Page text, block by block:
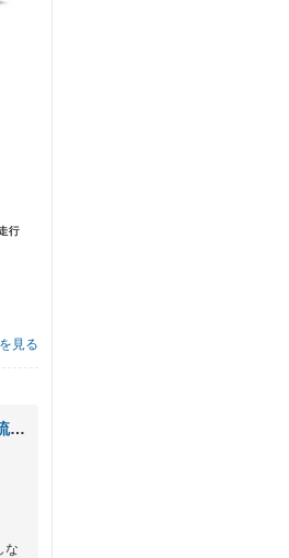
行
行
見る
かっこよさはダントツ、他に流されないロッキー、大人の選択車。
な